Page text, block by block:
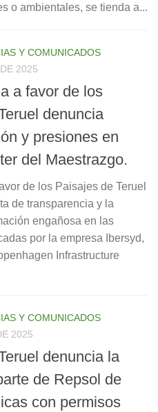
o ambientales, se tienda a...
Y COMUNICADOS
2025
a favor de los
denuncia
y presiones en
del Maestrazgo.
de los Paisajes de Teruel
de transparencia y la
engañosa en las
por la empresa Ibersyd,
Infrastructure
Y COMUNICADOS
2025
denuncia la
de Repsol de
con permisos